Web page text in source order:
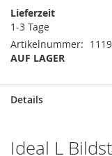
Lieferzeit
1-3 Tage
Artikelnummer
AUF LAGER
Details
Ideal L